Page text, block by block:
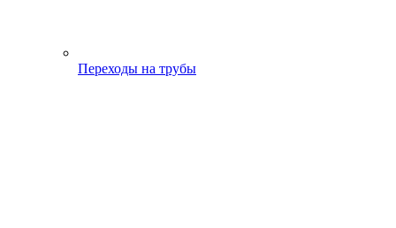
Переходы на трубы